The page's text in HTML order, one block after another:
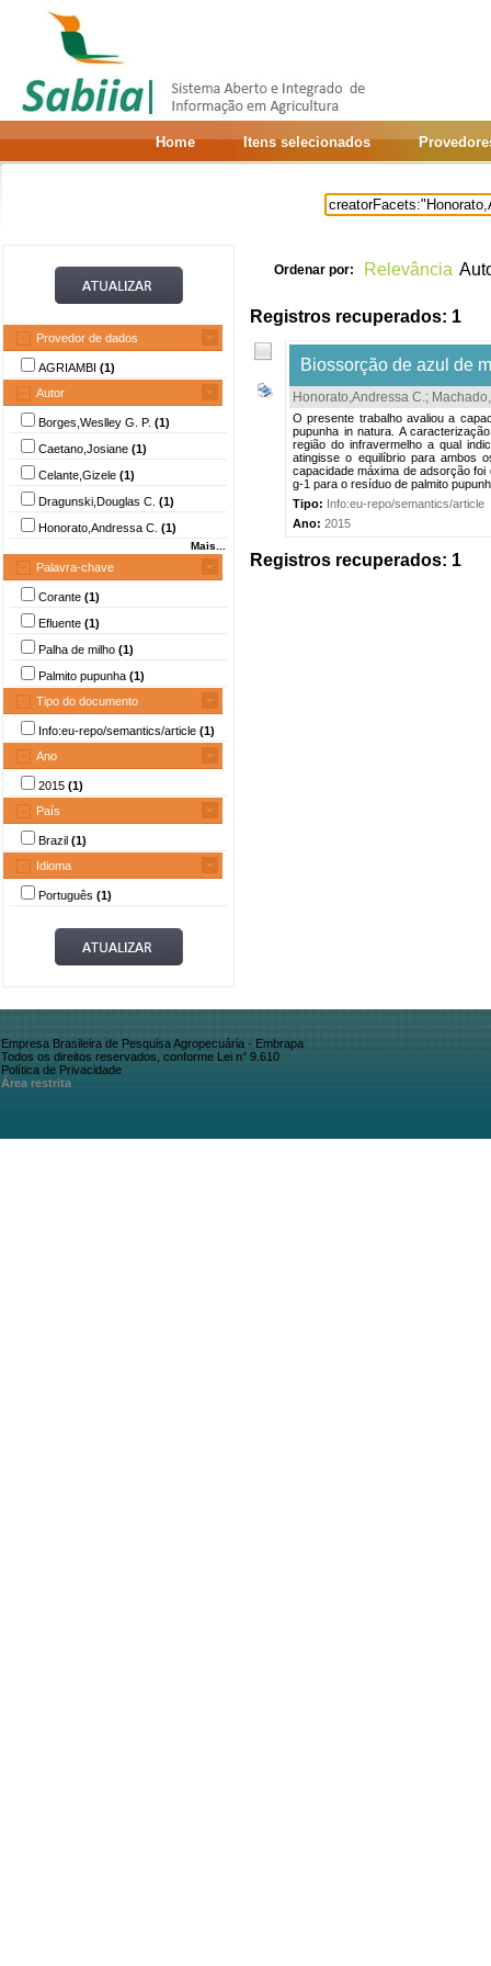
Home Itens selecionados
Provedor de dados
AGRIAMBI (1)
Autor
Borges,Weslley G. P. (1)
Caetano,Josiane (1)
Celante,Gizele (1)
Dragunski,Douglas C. (1)
Honorato,Andressa C. (1)
Mais...
Palavra-chave
Corante (1)
Efluente (1)
Palha de milho (1)
Palmito pupunha (1)
Tipo do documento
Info:eu-repo/semantics/article (1)
Ano
2015 (1)
País
Brazil (1)
Idioma
Português (1)
Ordenar por: Relevância
Registros recuperados: 1
Biossorção de azul de
Honorato,Andressa C.;
O presente trabalho avaliou a
pupunha in natura. A
região do infravermelho a qual
atingisse o equilíbrio para ambos
capacidade máxima de adsorção
g-1 para o resíduo de palmito
Tipo: Info:eu-repo/semantics/article
Ano: 2015
Registros recuperados: 1
Empresa Brasileira de Pesquisa Agropecuária - Embrapa
Todos os direitos reservados, conforme Lei n° 9.610
Política de Privacidade
Área restrita